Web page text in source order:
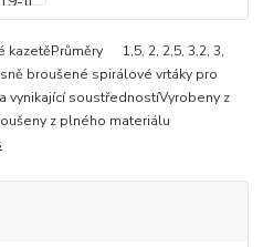
kazetěPrůměry 1,5, 2, 2,5, 3,2, 3,
broušené spirálové vrtáky pro
vynikající soustřednostíVyrobeny z
z plného materiálu